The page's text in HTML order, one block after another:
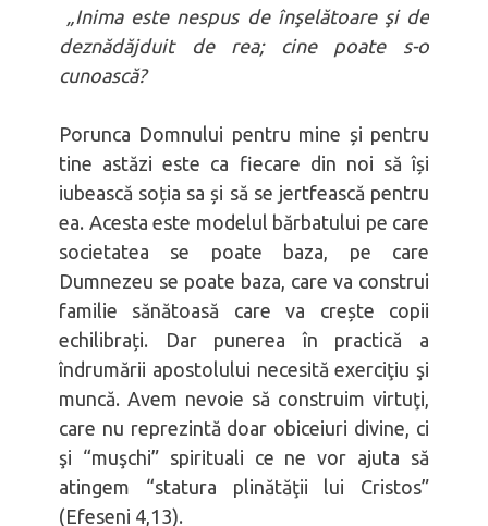
„Inima este nespus de înşelătoare şi de
deznădăjduit de rea; cine poate s-o
cunoască?
Porunca Domnului pentru mine și pentru
tine astăzi este ca fiecare din noi să își
iubească soția sa și să se jertfească pentru
ea. Acesta este modelul bărbatului pe care
societatea se poate baza, pe care
Dumnezeu se poate baza, care va construi
familie sănătoasă care va crește copii
echilibrați. Dar punerea în practică a
îndrumării apostolului necesită exerciţiu şi
muncă. Avem nevoie să construim virtuţi,
care nu reprezintă doar obiceiuri divine, ci
şi “muşchi” spirituali ce ne vor ajuta să
atingem “statura plinătăţii lui Cristos”
(Efeseni 4,13).